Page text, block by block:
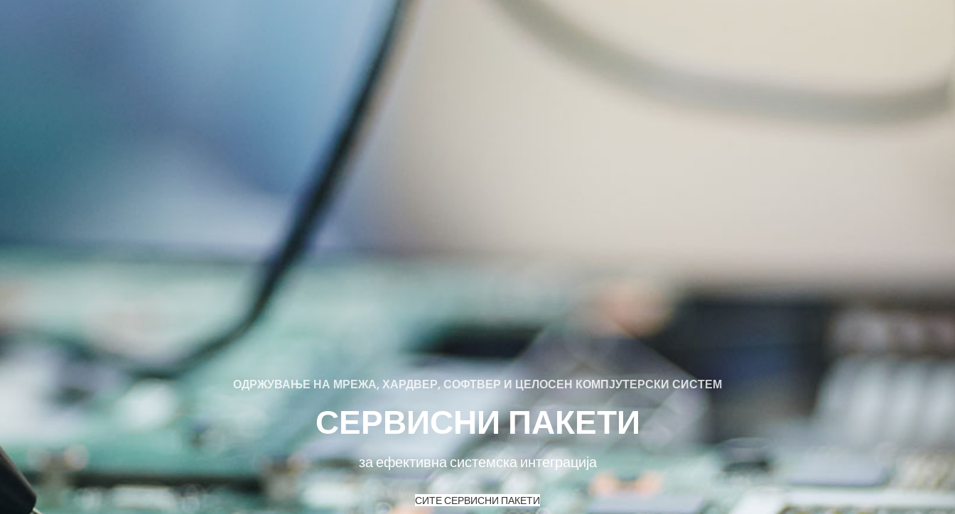
ОДРЖУВАЊЕ НА МРЕЖА, ХАРДВЕР, СОФТВЕР И ЦЕЛОСЕН КОМПЈУТЕРСКИ СИСТЕМ
СЕРВИСНИ ПАКЕТИ
за ефективна системска интеграција
СИТЕ СЕРВИСНИ ПАКЕТИ